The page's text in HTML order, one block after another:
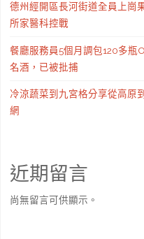
德州經開區長河街道全員上崗
所家醫科控戰
餐廳服務員5個月調包120多瓶
名酒，已被批捕
冷涼蔬菜到九宮格分享從高原
網
近期留言
尚無留言可供顯示。